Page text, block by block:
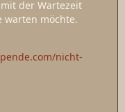
der Wartezeit
warten möchte.
nicht-